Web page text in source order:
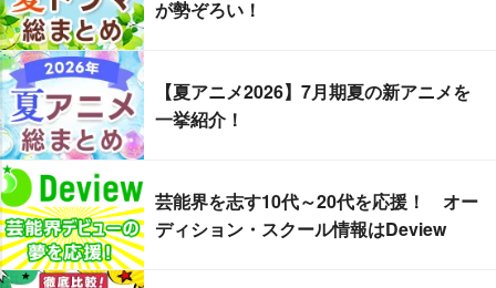
が勢ぞろい！
【夏アニメ2026】7月期夏の新アニメを
一挙紹介！
芸能界を志す10代～20代を応援！ オー
ディション・スクール情報はDeview